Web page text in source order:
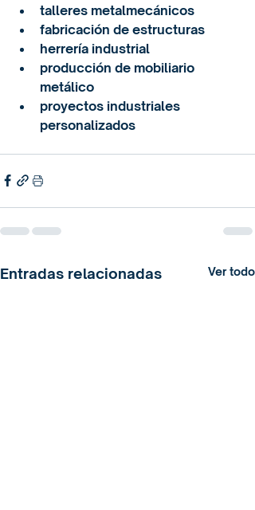
talleres metalmecánicos
fabricación de estructuras
herrería industrial
producción de mobiliario
metálico
proyectos industriales
personalizados
Entradas relacionadas Ver todo